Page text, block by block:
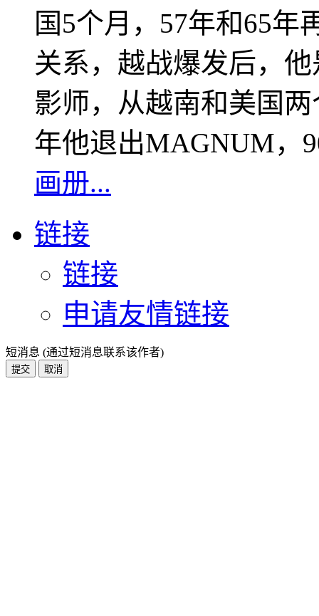
国5个月，57年和65年
关系，越战爆发后，
影师，从越南和美国
年他退出MAGNUM，
画册...
链接
链接
申请友情链接
短消息 (通过短消息联系该作者)